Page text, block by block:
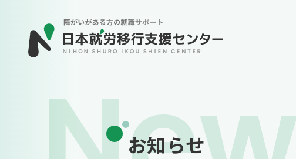
お知らせ